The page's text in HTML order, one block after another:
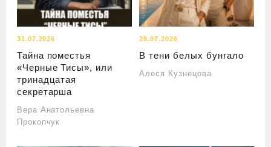
31.07.2026
Тайна поместья
«Черные Тисы», или
тринадцатая
секретарша
Вера Анатольевна
Прокопчук
28.07.2026
В тени белых бунгало
Алеся Кузнецова